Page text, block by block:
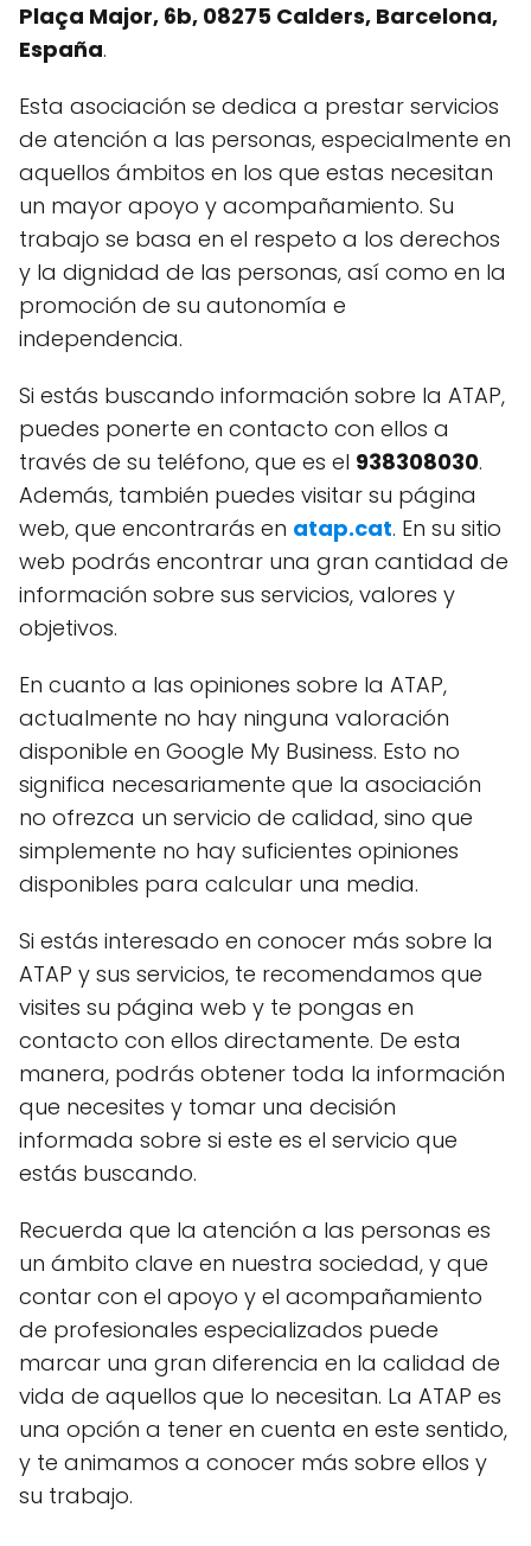
Plaça Major, 6b, 08275 Calders, Barcelona,
España.
Esta asociación se dedica a prestar servicios
de atención a las personas, especialmente en
aquellos ámbitos en los que estas necesitan
un mayor apoyo y acompañamiento. Su
trabajo se basa en el respeto a los derechos
y la dignidad de las personas, así como en la
promoción de su autonomía e
independencia.
Si estás buscando información sobre la ATAP,
puedes ponerte en contacto con ellos a
través de su teléfono, que es el 938308030.
Además, también puedes visitar su página
web, que encontrarás en atap.cat. En su sitio
web podrás encontrar una gran cantidad de
información sobre sus servicios, valores y
objetivos.
En cuanto a las opiniones sobre la ATAP,
actualmente no hay ninguna valoración
disponible en Google My Business. Esto no
significa necesariamente que la asociación
no ofrezca un servicio de calidad, sino que
simplemente no hay suficientes opiniones
disponibles para calcular una media.
Si estás interesado en conocer más sobre la
ATAP y sus servicios, te recomendamos que
visites su página web y te pongas en
contacto con ellos directamente. De esta
manera, podrás obtener toda la información
que necesites y tomar una decisión
informada sobre si este es el servicio que
estás buscando.
Recuerda que la atención a las personas es
un ámbito clave en nuestra sociedad, y que
contar con el apoyo y el acompañamiento
de profesionales especializados puede
marcar una gran diferencia en la calidad de
vida de aquellos que lo necesitan. La ATAP es
una opción a tener en cuenta en este sentido,
y te animamos a conocer más sobre ellos y
su trabajo.